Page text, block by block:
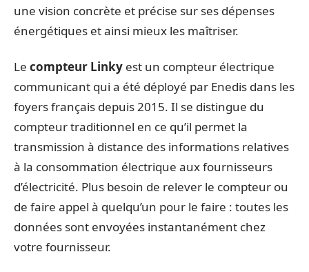
une vision concrète et précise sur ses dépenses
énergétiques et ainsi mieux les maîtriser.
Le compteur Linky est un compteur électrique
communicant qui a été déployé par Enedis dans les
foyers français depuis 2015. Il se distingue du
compteur traditionnel en ce qu’il permet la
transmission à distance des informations relatives
à la consommation électrique aux fournisseurs
d’électricité. Plus besoin de relever le compteur ou
de faire appel à quelqu’un pour le faire : toutes les
données sont envoyées instantanément chez
votre fournisseur.